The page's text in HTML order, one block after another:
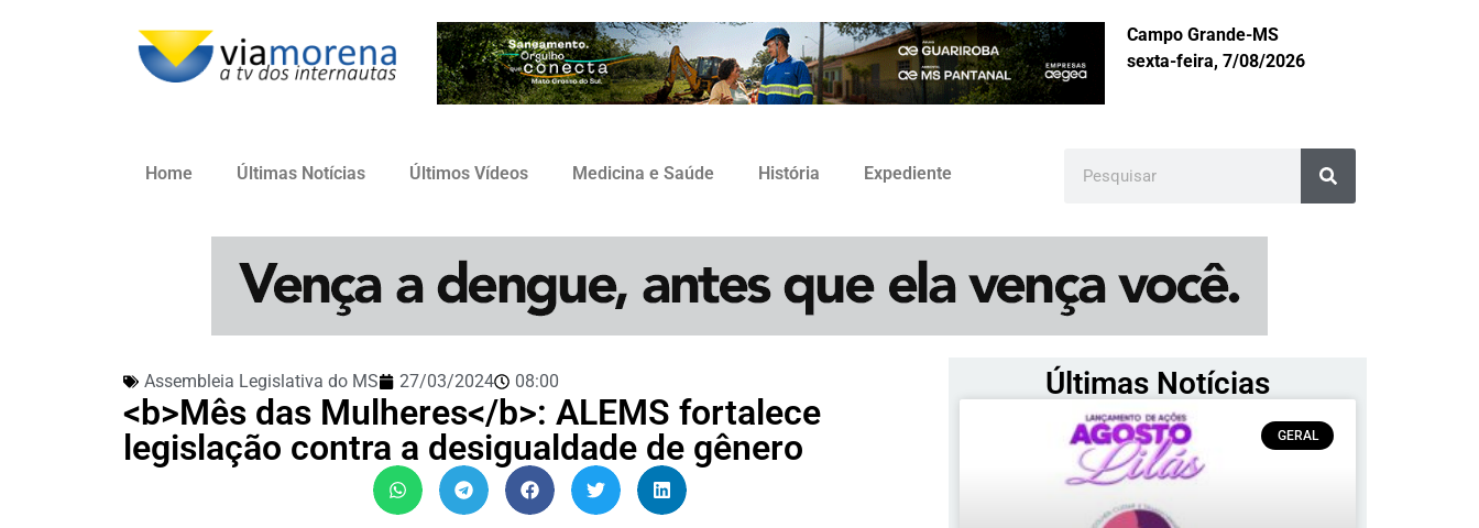
Campo Grande-MS
sexta-feira, 7/08/2026
Home Últimas Notícias Últimos Vídeos Medicina e Saúde História Expediente
Assembleia Legislativa do MS 27/03/2024 08:00
<b>Mês das Mulheres</b>: ALEMS fortalece
legislação contra a desigualdade de gênero
Últimas Notícias
GERAL